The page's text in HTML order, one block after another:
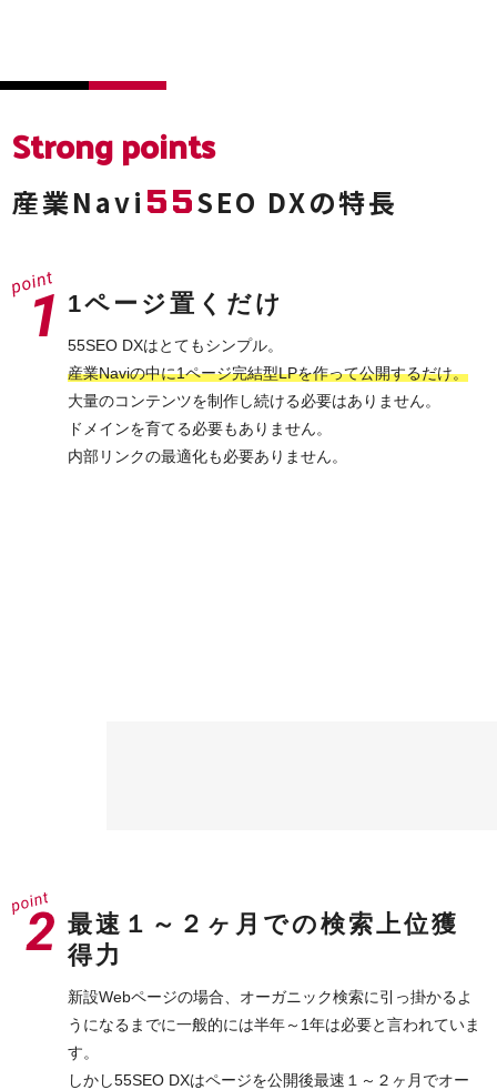
Strong points
産業Navi 55SEO DXの特長
1ページ置くだけ
55SEO DXはとてもシンプル。
産業Naviの中に1ページ完結型LPを作って公開するだけ。
大量のコンテンツを制作し続ける必要はありません。
ドメインを育てる必要もありません。
内部リンクの最適化も必要ありません。
最速１～２ヶ月での検索上位獲
得力
新設Webページの場合、オーガニック検索に引っ掛かるよ
うになるまでに一般的には半年～1年は必要と言われていま
す。
しかし55SEO DXはページを公開後最速１～２ヶ月でオー